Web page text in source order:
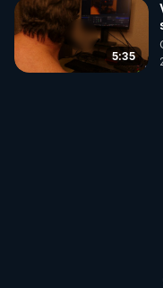
5:35